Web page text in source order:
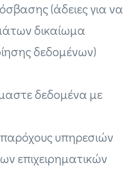
(άδειες για να
δικαίωμα
δεδομένων)
δεδομένα με
υπηρεσιών
επιχειρηματικών